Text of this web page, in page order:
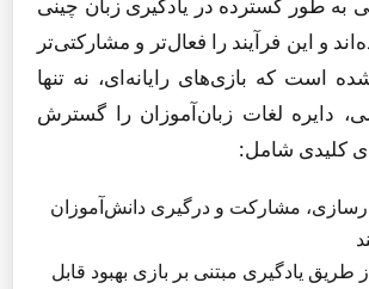
و این فرآیند را فعال‌تر و مشارکتی‌تر
است که بازی‌های رایانه‌ای، نه تنها
دایره لغات زبان‌آموزان را گسترش
کلیدی شامل:
مشارکت و درگیری دانش‌آموزان
طریق یادگیری مبتنی بر بازی بهبود قابل